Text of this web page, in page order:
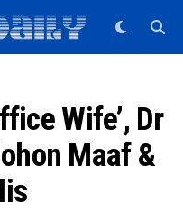
Wife’, Dr
Maaf &